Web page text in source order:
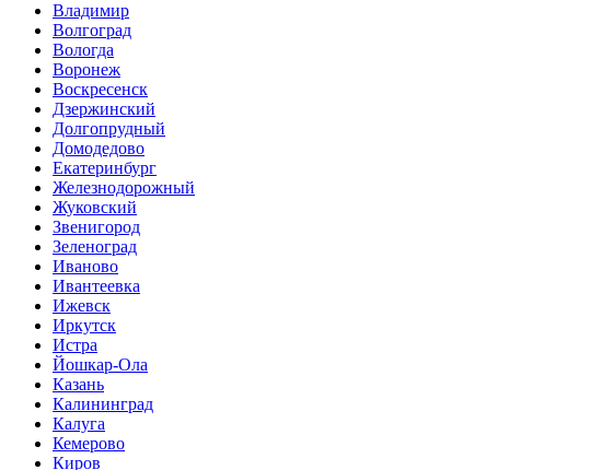
Владимир
Волгоград
Вологда
Воронеж
Воскресенск
Дзержинский
Долгопрудный
Домодедово
Екатеринбург
Железнодорожный
Жуковский
Звенигород
Зеленоград
Иваново
Ивантеевка
Ижевск
Иркутск
Истра
Йошкар-Ола
Казань
Калининград
Калуга
Кемерово
Киров